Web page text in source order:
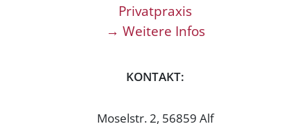
Privatpraxis
→ Weitere Infos
KONTAKT:
Moselstr. 2, 56859 Alf